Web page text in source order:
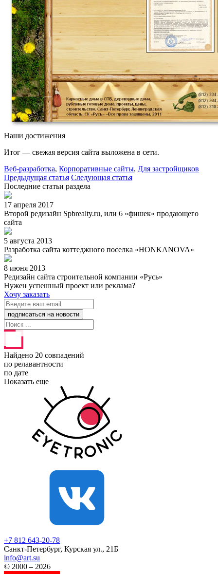
Наши достижения
Итог — свежая версия сайта выложена в сети.
Веб-разработка, Корпоративные сайты, Для застройщиков
Предыдущая статья Следующая статья
Последние статьи раздела
17 апреля 2017
Второй редизайн Spbrealty.ru, или 6 «фишек» продающего
сайта
5 августа 2013
Разработка сайта коттеджного поселка «HONKANOVA»
8 июня 2013
Редизайн сайта строительной компании «Русь»
Нужен успешный проект или реклама?
Хочу заказать
Найдено 20 совпадений
по релавантности
по дате
Показать еще
+7 812 643-20-78
Санкт-Петербург, Курская ул., 21Б
info@art.su
© 2000 – 2026